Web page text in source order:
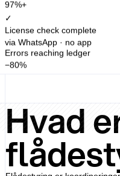
97%+
✓
License check complete
via WhatsApp · no app
Errors reaching ledger
−80%
Hvad